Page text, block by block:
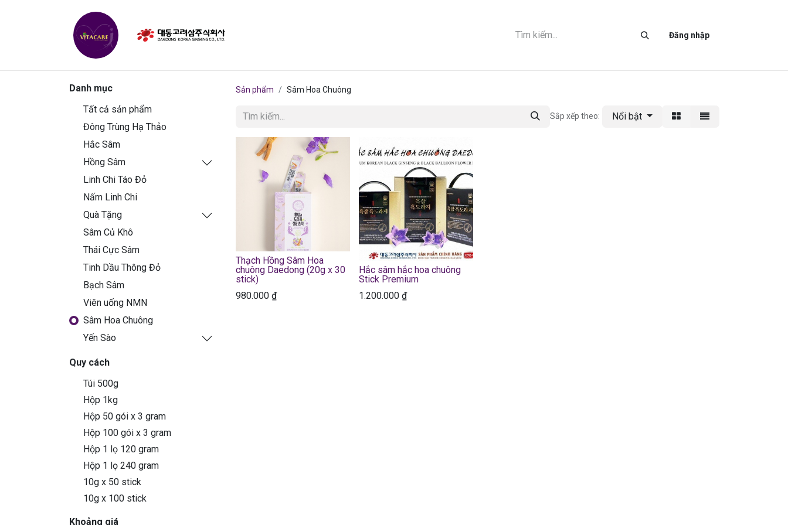
BLOG LIÊN HỆ Đăng nhập
Danh mục
Tất cả sản phẩm
Đông Trùng Hạ Thảo
Hắc Sâm
Hồng Sâm
Linh Chi Táo Đỏ
Nấm Linh Chi
Quà Tặng
Sâm Củ Khô
Thái Cực Sâm
Tinh Dầu Thông Đỏ
Bạch Sâm
Viên uống NMN
Sâm Hoa Chuông
Yến Sào
Quy cách
Túi 500g
Hộp 1kg
Hộp 50 gói x 3 gram
Hộp 100 gói x 3 gram
Hộp 1 lọ 120 gram
Hộp 1 lọ 240 gram
10g x 50 stick
10g x 100 stick
Khoảng giá
Sản phẩm Sâm Hoa Chuông
Sắp xếp theo: Nổi bật
Thạch Hồng Sâm Hoa
chuông Daedong (20g x 30
stick)
980.000 ₫
Hắc sâm hắc hoa chuông
Stick Premium
1.200.000 ₫